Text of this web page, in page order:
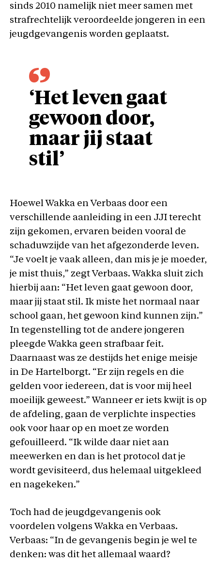
sinds 2010 namelijk niet meer samen met
strafrechtelijk veroordeelde jongeren in een
jeugdgevangenis worden geplaatst.
‘Het leven gaat
gewoon door,
maar jij staat
stil’
Hoewel Wakka en Verbaas door een
verschillende aanleiding in een JJI terecht
zijn gekomen, ervaren beiden vooral de
schaduwzijde van het afgezonderde leven.
“Je voelt je vaak alleen, dan mis je je moeder,
je mist thuis,” zegt Verbaas. Wakka sluit zich
hierbij aan: “Het leven gaat gewoon door,
maar jij staat stil. Ik miste het normaal naar
school gaan, het gewoon kind kunnen zijn.”
In tegenstelling tot de andere jongeren
pleegde Wakka geen strafbaar feit.
Daarnaast was ze destijds het enige meisje
in De Hartelborgt. “Er zijn regels en die
gelden voor iedereen, dat is voor mij heel
moeilijk geweest.” Wanneer er iets kwijt is op
de afdeling, gaan de verplichte inspecties
ook voor haar op en moet ze worden
gefouilleerd. “Ik wilde daar niet aan
meewerken en dan is het protocol dat je
wordt gevisiteerd, dus helemaal uitgekleed
en nagekeken.”
Toch had de jeugdgevangenis ook
voordelen volgens Wakka en Verbaas.
Verbaas: “In de gevangenis begin je wel te
denken: was dit het allemaal waard?